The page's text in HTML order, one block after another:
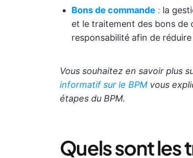
Bons de commande : la
et le traitement des bons de
responsabilité afin de
Vous souhaitez en savoir plus
informatif sur le BPM vous
étapes du BPM.
Quels sont les